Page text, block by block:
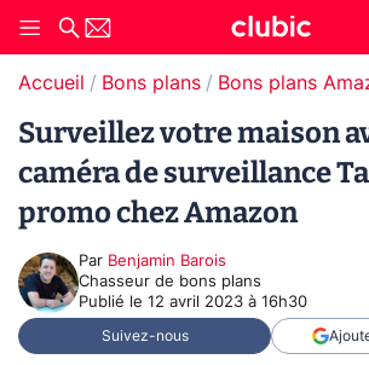
Accueil Bons plans Bons plans
Surveillez votre maison
caméra de surveillance
promo chez Amazon
Par Benjamin Barois
Chasseur de bons plans
Publié le 12 avril 2023 à 16h30
Suivez-nous